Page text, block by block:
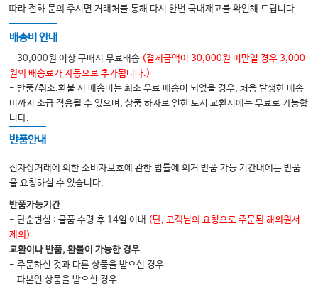
따라 전화 문의 주시면 거래처를 통해 다시 한번 국내재고를 확인해 드립니다.
배송비 안내
- 30,000원 이상 구매시 무료배송 (결제금액이 30,000원 미만일 경우 3,000
원의 배송료가 자동으로 추가됩니다.)
- 반품/취소.환불 시 배송비는 최소 무료 배송이 되었을 경우, 처음 발생한 배송
비까지 소급 적용될 수 있으며, 상품 하자로 인한 도서 교환시에는 무료로 가능합
니다.
반품안내
전자상거래에 의한 소비자보호에 관한 법률에 의거 반품 가능 기간내에는 반품
을 요청하실 수 있습니다.
반품가능기간
- 단순변심 : 물품 수령 후 14일 이내 (단, 고객님의 요청으로 주문된 해외원서
제외)
교환이나 반품, 환불이 가능한 경우
- 주문하신 것과 다른 상품을 받으신 경우
- 파본인 상품을 받으신 경우